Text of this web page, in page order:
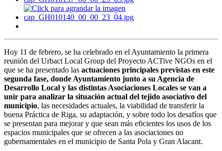
Hoy 11 de febrero, se ha celebrado en el Ayuntamiento la primera
reunión del Urbact Local Group del Proyecto ACTive NGOs en el
que se ha presentado las actuaciones principales previstas en este
segunda fase, donde Ayuntamiento junto a su Agencia de
Desarrollo Local y las distintas Asociaciones Locales se van a
unir para analizar la situación actual del tejido asociativo del
municipio, las necesidades actuales, la viabilidad de transferir la
buena Práctica de Riga, su adaptación, y sobre todo los desafíos que
se presentan para mejorar y que sean más eficientes los usos de los
espacios municipales que se ofrecen a las asociaciones no
gubernamentales en el municipio de Santa Pola y Gran Alacant.